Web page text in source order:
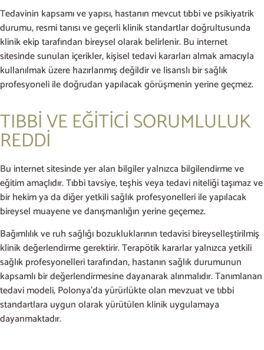
Tedavinin kapsamı ve yapısı, hastanın mevcut tıbbi ve psikiyatrik
durumu, resmi tanısı ve geçerli klinik standartlar doğrultusunda
klinik ekip tarafından bireysel olarak belirlenir. Bu internet
sitesinde sunulan içerikler, kişisel tedavi kararları almak amacıyla
kullanılmak üzere hazırlanmış değildir ve lisanslı bir sağlık
profesyoneli ile doğrudan yapılacak görüşmenin yerine geçmez.
TIBBİ VE EĞİTİCİ SORUMLULUK
REDDİ
Bu internet sitesinde yer alan bilgiler yalnızca bilgilendirme ve
eğitim amaçlıdır. Tıbbi tavsiye, teşhis veya tedavi niteliği taşımaz ve
bir hekim ya da diğer yetkili sağlık profesyonelleri ile yapılacak
bireysel muayene ve danışmanlığın yerine geçemez.
Bağımlılık ve ruh sağlığı bozukluklarının tedavisi bireyselleştirilmiş
klinik değerlendirme gerektirir. Terapötik kararlar yalnızca yetkili
sağlık profesyonelleri tarafından, hastanın sağlık durumunun
kapsamlı bir değerlendirmesine dayanarak alınmalıdır. Tanımlanan
tedavi modeli, Polonya’da yürürlükte olan mevzuat ve tıbbi
standartlara uygun olarak yürütülen klinik uygulamaya
dayanmaktadır.